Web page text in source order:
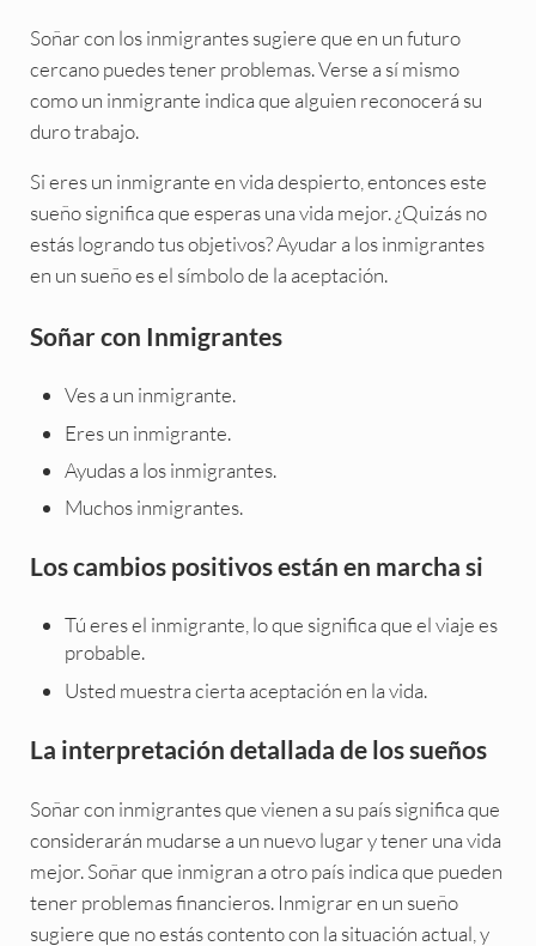
Soñar con los inmigrantes sugiere que en un futuro
cercano puedes tener problemas. Verse a sí mismo
como un inmigrante indica que alguien reconocerá su
duro trabajo.
Si eres un inmigrante en vida despierto, entonces este
sueño significa que esperas una vida mejor. ¿Quizás no
estás logrando tus objetivos? Ayudar a los inmigrantes
en un sueño es el símbolo de la aceptación.
Soñar con Inmigrantes
Ves a un inmigrante.
Eres un inmigrante.
Ayudas a los inmigrantes.
Muchos inmigrantes.
Los cambios positivos están en marcha si
Tú eres el inmigrante, lo que significa que el viaje es
probable.
Usted muestra cierta aceptación en la vida.
La interpretación detallada de los sueños
Soñar con inmigrantes que vienen a su país significa que
considerarán mudarse a un nuevo lugar y tener una vida
mejor. Soñar que inmigran a otro país indica que pueden
tener problemas financieros. Inmigrar en un sueño
sugiere que no estás contento con la situación actual, y